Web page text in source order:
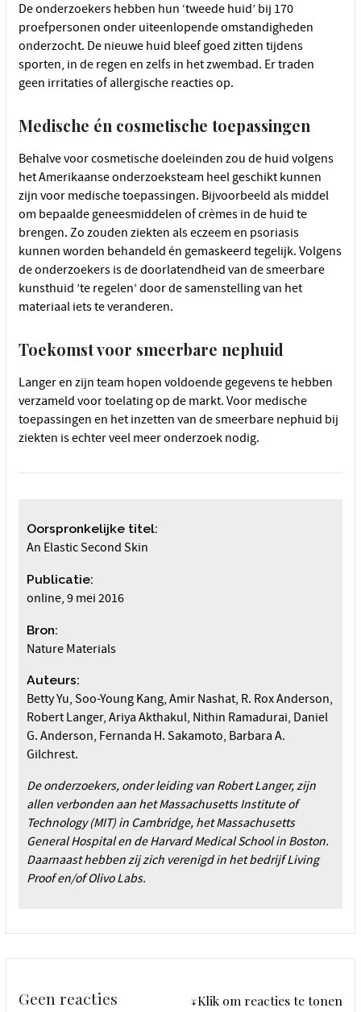
De onderzoekers hebben hun ‘tweede huid’ bij 170
proefpersonen onder uiteenlopende omstandigheden
onderzocht. De nieuwe huid bleef goed zitten tijdens
sporten, in de regen en zelfs in het zwembad. Er traden
geen irritaties of allergische reacties op.
Medische én cosmetische toepassingen
Behalve voor cosmetische doeleinden zou de huid volgens
het Amerikaanse onderzoeksteam heel geschikt kunnen
zijn voor medische toepassingen. Bijvoorbeeld als middel
om bepaalde geneesmiddelen of crèmes in de huid te
brengen. Zo zouden ziekten als eczeem en psoriasis
kunnen worden behandeld én gemaskeerd tegelijk. Volgens
de onderzoekers is de doorlatendheid van de smeerbare
kunsthuid ’te regelen’ door de samenstelling van het
materiaal iets te veranderen.
Toekomst voor smeerbare nephuid
Langer en zijn team hopen voldoende gegevens te hebben
verzameld voor toelating op de markt. Voor medische
toepassingen en het inzetten van de smeerbare nephuid bij
ziekten is echter veel meer onderzoek nodig.
Oorspronkelijke titel:
An Elastic Second Skin
Publicatie:
online, 9 mei 2016
Bron:
Nature Materials
Auteurs:
Betty Yu, Soo-Young Kang, Amir Nashat, R. Rox Anderson,
Robert Langer, Ariya Akthakul, Nithin Ramadurai, Daniel
G. Anderson, Fernanda H. Sakamoto, Barbara A.
Gilchrest.
De onderzoekers, onder leiding van Robert Langer, zijn
allen verbonden aan het Massachusetts Institute of
Technology (MIT) in Cambridge, het Massachusetts
General Hospital en de Harvard Medical School in Boston.
Daarnaast hebben zij zich verenigd in het bedrijf Living
Proof en/of Olivo Labs.
Geen reacties ↓Klik om reacties te tonen